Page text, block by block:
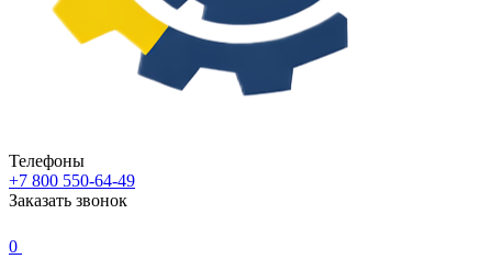
Телефоны
+7 800 550-64-49
Заказать звонок
0